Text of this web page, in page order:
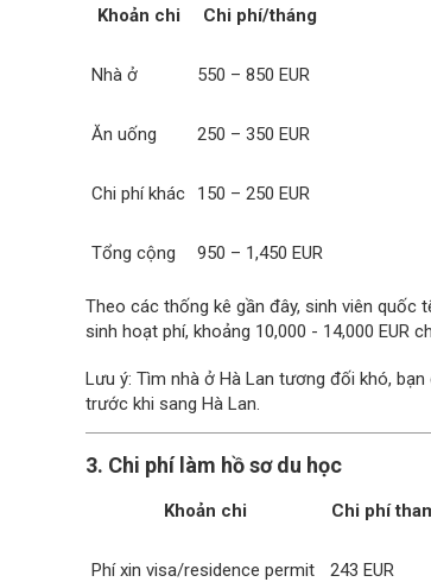
Khoản chi Chi phí/tháng
Nhà ở 550 – 850 EUR
Ăn uống 250 – 350 EUR
Chi phí khác 150 – 250 EUR
Tổng cộng 950 – 1,450 EUR
Theo các thống kê gần đây, sinh viên quốc
sinh hoạt phí, khoảng 10,000 - 14,000 EUR
Lưu ý: Tìm nhà ở Hà Lan tương đối khó,
trước khi sang Hà Lan.
3. Chi phí làm hồ sơ du học
Khoản chi Chi phí
Phí xin visa/residence permit 243 EUR